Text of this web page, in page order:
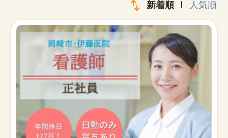
よくあるご質問
医療事務求人ドットコムとは
就職サポート
新着順 人気順